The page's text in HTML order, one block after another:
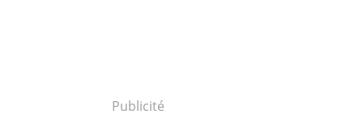
Publicité